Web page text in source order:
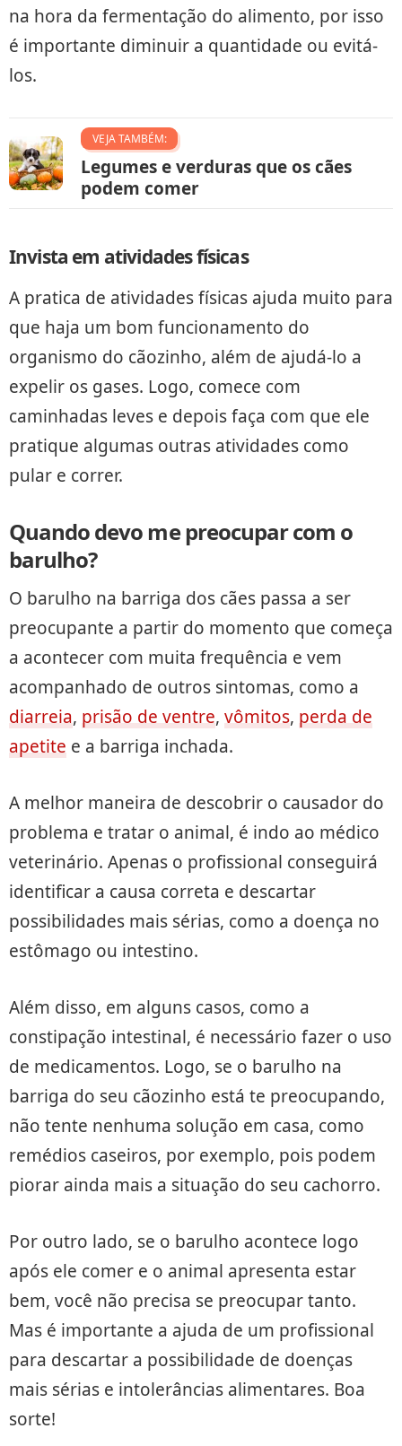
na hora da fermentação do alimento, por isso
é importante diminuir a quantidade ou evitá-
los.
VEJA TAMBÉM:
Legumes e verduras que os cães
podem comer
Invista em atividades físicas
A pratica de atividades físicas ajuda muito para
que haja um bom funcionamento do
organismo do cãozinho, além de ajudá-lo a
expelir os gases. Logo, comece com
caminhadas leves e depois faça com que ele
pratique algumas outras atividades como
pular e correr.
Quando devo me preocupar com o
barulho?
O barulho na barriga dos cães passa a ser
preocupante a partir do momento que começa
a acontecer com muita frequência e vem
acompanhado de outros sintomas, como a
diarreia, prisão de ventre, vômitos, perda de
apetite e a barriga inchada.
A melhor maneira de descobrir o causador do
problema e tratar o animal, é indo ao médico
veterinário. Apenas o profissional conseguirá
identificar a causa correta e descartar
possibilidades mais sérias, como a doença no
estômago ou intestino.
Além disso, em alguns casos, como a
constipação intestinal, é necessário fazer o uso
de medicamentos. Logo, se o barulho na
barriga do seu cãozinho está te preocupando,
não tente nenhuma solução em casa, como
remédios caseiros, por exemplo, pois podem
piorar ainda mais a situação do seu cachorro.
Por outro lado, se o barulho acontece logo
após ele comer e o animal apresenta estar
bem, você não precisa se preocupar tanto.
Mas é importante a ajuda de um profissional
para descartar a possibilidade de doenças
mais sérias e intolerâncias alimentares. Boa
sorte!